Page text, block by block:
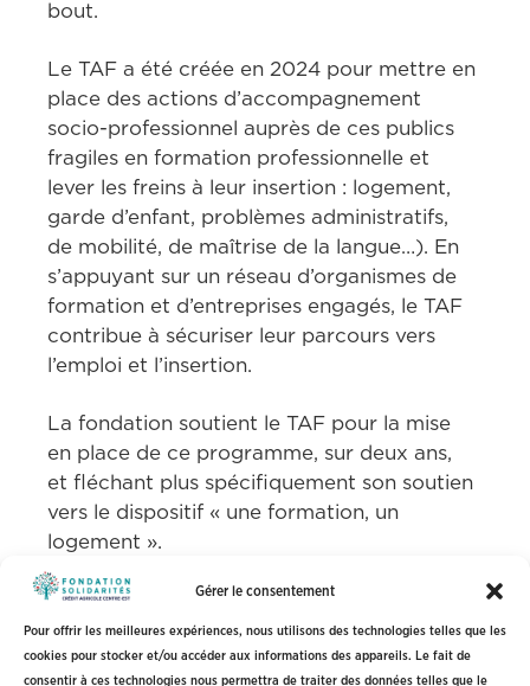
Gérer le consentement
Pour offrir les meilleures expériences, nous utilisons des technologies telles que les
cookies pour stocker et/ou accéder aux informations des appareils. Le fait de
consentir à ces technologies nous permettra de traiter des données telles que le
bout.
Le TAF a été créée en 2024 pour mettre en
place des actions d’accompagnement
socio-professionnel auprès de ces publics
fragiles en formation professionnelle et
lever les freins à leur insertion : logement,
garde d’enfant, problèmes administratifs,
de mobilité, de maîtrise de la langue…). En
s’appuyant sur un réseau d’organismes de
formation et d’entreprises engagés, le TAF
contribue à sécuriser leur parcours vers
l’emploi et l’insertion.
La fondation soutient le TAF pour la mise
en place de ce programme, sur deux ans,
et fléchant plus spécifiquement son soutien
vers le dispositif « une formation, un
logement ».